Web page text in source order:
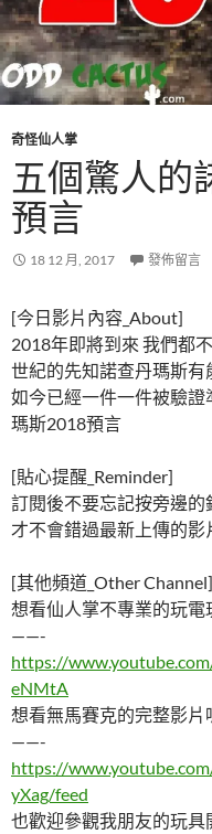
奇怪仙人掌
五個驚人的
預言
18 12 月, 2017 發佈留言
[今日影片內容_About]
2018年即將到來 我們都
世紀的先知諾查丹瑪斯
如今已經一件一件被驗
瑪斯2018預言
[貼心提醒_Reminder]
訂閱後不要忘記按旁邊的
才不會錯過最新上傳的影
[其他頻道_Other Channel]
想看仙人掌不專業的玩電
——-
https://
eNMtA
想看無馬賽克的完整影片
——-
https://
yXag/feed
也歡迎參觀我朋友的玩具